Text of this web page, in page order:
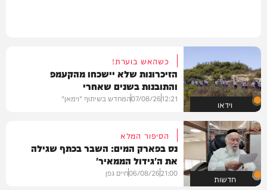
וידאו
כשהאש בוערת!
הזיכרונות שלא יישכחו מהקעמפ
והתובנות בשנים שאחרי
12:21
07/08/26המחדש בשיתוף "וימאן"
חדשות
הסיפור המלא
נס בפארק המים: השבר בכתף שגילה
את ה'גידול הממאיר'
21:00
06/08/26חיים גפן